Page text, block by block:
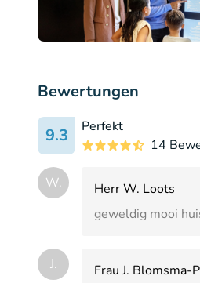
Bewertungen
9.3
Perfekt
14
W.
Herr W. Loots
geweldig mooi
J.
Frau J. Blomsma-